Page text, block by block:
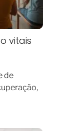
vitais
de